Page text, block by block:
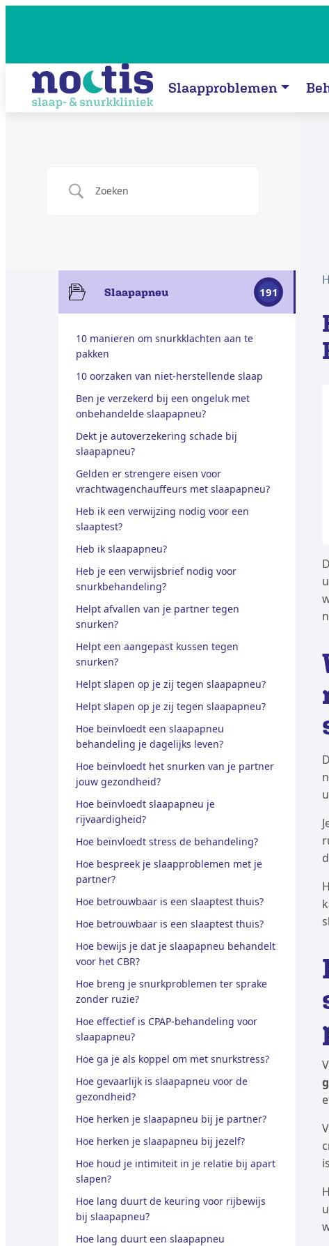
Slaapproblemen
Slaapapneu 191
10 manieren om snurkklachten aan te
pakken
10 oorzaken van niet-herstellende slaap
Ben je verzekerd bij een ongeluk met
onbehandelde slaapapneu?
Dekt je autoverzekering schade bij
slaapapneu?
Gelden er strengere eisen voor
vrachtwagenchauffeurs met slaapapneu?
Heb ik een verwijzing nodig voor een
slaaptest?
Heb ik slaapapneu?
Heb je een verwijsbrief nodig voor
snurkbehandeling?
Helpt afvallen van je partner tegen
snurken?
Helpt een aangepast kussen tegen
snurken?
Helpt slapen op je zij tegen slaapapneu?
Helpt slapen op je zij tegen slaapapneu?
Hoe beïnvloedt een slaapapneu
behandeling je dagelijks leven?
Hoe beïnvloedt het snurken van je partner
jouw gezondheid?
Hoe beïnvloedt slaapapneu je
rijvaardigheid?
Hoe beïnvloedt stress de behandeling?
Hoe bespreek je slaapproblemen met je
partner?
Hoe betrouwbaar is een slaaptest thuis?
Hoe betrouwbaar is een slaaptest thuis?
Hoe bewijs je dat je slaapapneu behandelt
voor het CBR?
Hoe breng je snurkproblemen ter sprake
zonder ruzie?
Hoe effectief is CPAP-behandeling voor
slaapapneu?
Hoe ga je als koppel om met snurkstress?
Hoe gevaarlijk is slaapapneu voor de
gezondheid?
Hoe herken je slaapapneu bij je partner?
Hoe herken je slaapapneu bij jezelf?
Hoe houd je intimiteit in je relatie bij apart
slapen?
Hoe lang duurt de keuring voor rijbewijs
bij slaapapneu?
Hoe lang duurt een slaapapneu